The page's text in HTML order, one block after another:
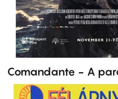
Comandante - A